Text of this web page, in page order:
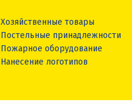
Хозяйственные товары
Постельные принадлежности
Пожарное оборудование
Нанесение логотипов